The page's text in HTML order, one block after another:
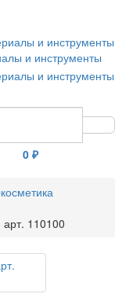
и инструменты
0 ₽
110100